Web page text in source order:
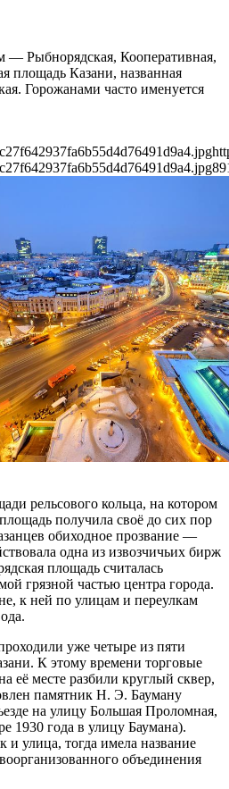
Рыбнорядская, Кооперативная,
площадь Казани, названная
Горожанами часто именуется
рельсового кольца, на котором
получила своё до сих пор
обиходное прозвание —
одна из извозчичьих бирж
площадь считалась
грязной частью центра города.
к ней по улицам и переулкам
уже четыре из пяти
К этому времени торговые
её месте разбили круглый сквер,
памятник Н. Э. Бауману
на улицу Большая Проломная,
1930 года в улицу Баумана).
и улица, тогда имела название
объединения